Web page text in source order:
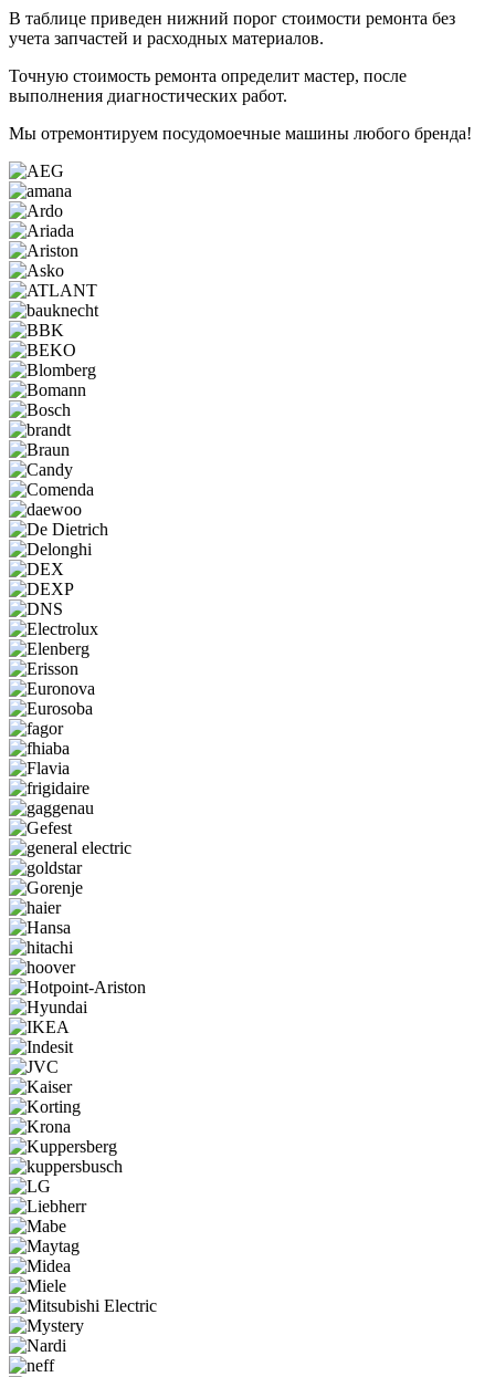
В таблице приведен нижний порог стоимости ремонта без
учета запчастей и расходных материалов.
Точную стоимость ремонта определит мастер, после
выполнения диагностических работ.
Мы отремонтируем посудомоечные машины любого бренда!